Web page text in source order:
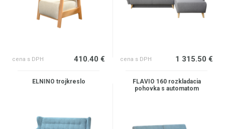
cena s DPH 410.40 € cena s DPH 1 315.50 €
ELNINO trojkreslo
FLAVIO 160 rozkladacia
pohovka s automatom